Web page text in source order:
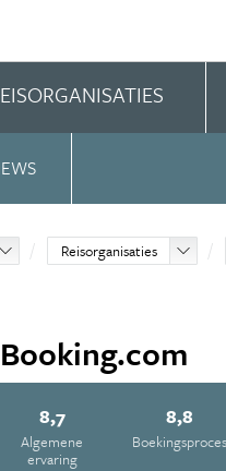
Reisorganisaties
8,7
Algemene
ervaring
8,8
Boekingsproces